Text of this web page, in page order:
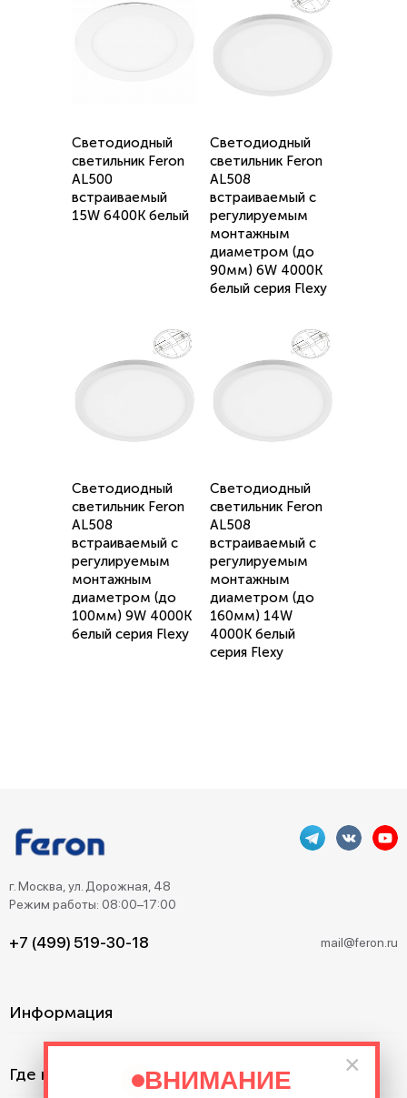
×
ВНИМАНИЕ
Светодиодный
светильник Feron
AL500
встраиваемый
15W 6400K белый
Светодиодный
светильник Feron
AL508
встраиваемый с
регулируемым
монтажным
диаметром (до
90мм) 6W 4000K
белый серия Flexy
Светодиодный
светильник Feron
AL508
встраиваемый с
регулируемым
монтажным
диаметром (до
100мм) 9W 4000K
белый серия Flexy
Светодиодный
светильник Feron
AL508
встраиваемый с
регулируемым
монтажным
диаметром (до
160мм) 14W
4000K белый
серия Flexy
г. Москва, ул. Дорожная, 48
Режим работы: 08:00–17:00
+7 (499) 519-30-18 mail@feron.ru
Информация
Где купить?